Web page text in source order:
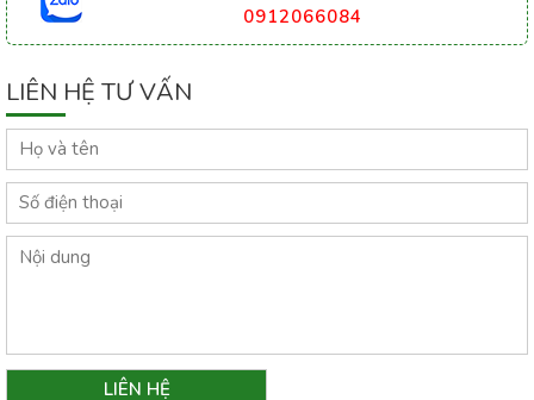
0912066084
LIÊN HỆ TƯ VẤN